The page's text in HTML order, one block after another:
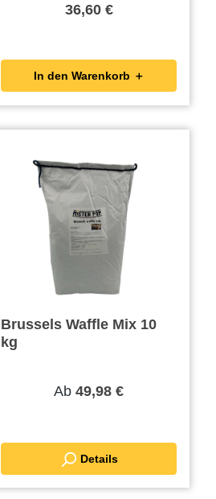
36,60 €
In den Warenkorb ＋
Brussels Waffle Mix 10
kg
Ab 49,98 €
Details